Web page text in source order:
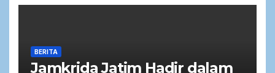
BERITA
Jamkrida Jatim Hadir dalam